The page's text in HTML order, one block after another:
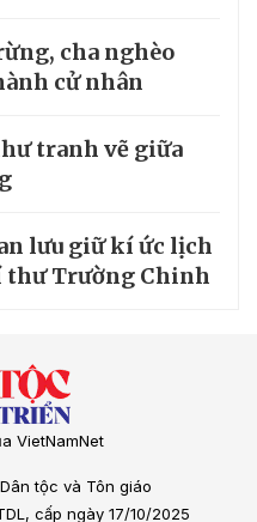
cha nghèo
cử nhân
tranh vẽ giữa
lưu giữ kí ức lịch
thư Trường Chinh
VietNamNet
tộc và Tôn giáo
cấp ngày 17/10/2025